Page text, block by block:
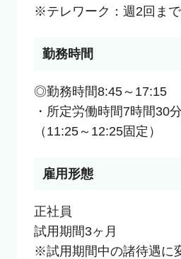
※テレワーク：週2回ま
勤務時間
◎勤務時間8:45～17:15
・所定労働時間7時間30
（11:25～12:25固定）
雇用形態
正社員
試用期間3ヶ月
※試用期間中の諸待遇に